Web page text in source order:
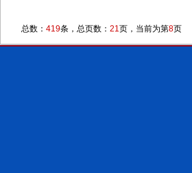
总数： 419条，总页数： 21页，当前为第8页